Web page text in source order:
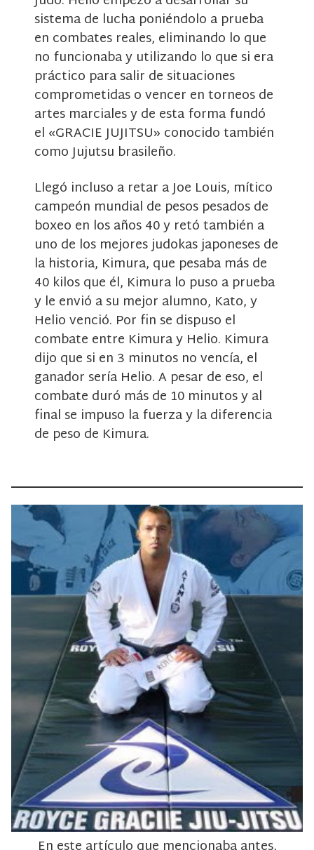
sistema de lucha poniéndolo a prueba
en combates reales, eliminando lo que
no funcionaba y utilizando lo que si era
práctico para salir de situaciones
comprometidas o vencer en torneos de
artes marciales y de esta forma fundó
el «GRACIE JUJITSU» conocido también
como Jujutsu brasileño.
Llegó incluso a retar a Joe Louis, mítico
campeón mundial de pesos pesados de
boxeo en los años 40 y retó también a
uno de los mejores judokas japoneses de
la historia, Kimura, que pesaba más de
40 kilos que él, Kimura lo puso a prueba
y le envió a su mejor alumno, Kato, y
Helio venció. Por fin se dispuso el
combate entre Kimura y Helio. Kimura
dijo que si en 3 minutos no vencía, el
ganador sería Helio. A pesar de eso, el
combate duró más de 10 minutos y al
final se impuso la fuerza y la diferencia
de peso de Kimura.